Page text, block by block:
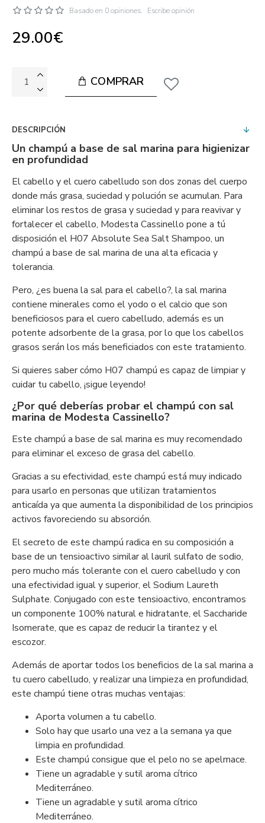
Basado en 0 opiniones. Escribe opinión
29.00€
COMPRAR
DESCRIPCIÓN
Un champú a base de sal marina para higienizar
en profundidad
El cabello y el cuero cabelludo son dos zonas del cuerpo
donde más grasa, suciedad y polución se acumulan. Para
eliminar los restos de grasa y suciedad y para reavivar y
fortalecer el cabello, Modesta Cassinello pone a tú
disposición el H07 Absolute Sea Salt Shampoo, un
champú a base de sal marina de una alta eficacia y
tolerancia.
Pero, ¿es buena la sal para el cabello?, la sal marina
contiene minerales como el yodo o el calcio que son
beneficiosos para el cuero cabelludo, además es un
potente adsorbente de la grasa, por lo que los cabellos
grasos serán los más beneficiados con este tratamiento.
Si quieres saber cómo H07 champú es capaz de limpiar y
cuidar tu cabello, ¡sigue leyendo!
¿Por qué deberías probar el champú con sal
marina de Modesta Cassinello?
Este champú a base de sal marina es muy recomendado
para eliminar el exceso de grasa del cabello.
Gracias a su efectividad, este champú está muy indicado
para usarlo en personas que utilizan tratamientos
anticaída ya que aumenta la disponibilidad de los principios
activos favoreciendo su absorción.
El secreto de este champú radica en su composición a
base de un tensioactivo similar al lauril sulfato de sodio,
pero mucho más tolerante con el cuero cabelludo y con
una efectividad igual y superior, el Sodium Laureth
Sulphate. Conjugado con este tensioactivo, encontramos
un componente 100% natural e hidratante, el Saccharide
Isomerate, que es capaz de reducir la tirantez y el
escozor.
Además de aportar todos los beneficios de la sal marina a
tu cuero cabelludo, y realizar una limpieza en profundidad,
este champú tiene otras muchas ventajas:
Aporta volumen a tu cabello.
Solo hay que usarlo una vez a la semana ya que
limpia en profundidad.
Este champú consigue que el pelo no se apelmace.
Tiene un agradable y sutil aroma cítrico
Mediterráneo.
Tiene un agradable y sutil aroma cítrico
Mediterráneo.